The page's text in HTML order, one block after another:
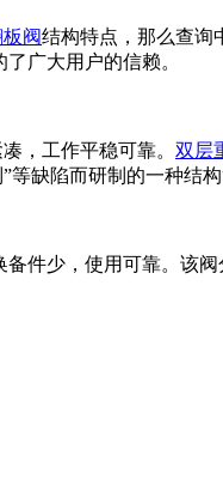
阀结构特点，那么查询
广大用户的信赖。
，工作平稳可靠。 双层
缺陷而研制的一种结
件少，使用可靠。该